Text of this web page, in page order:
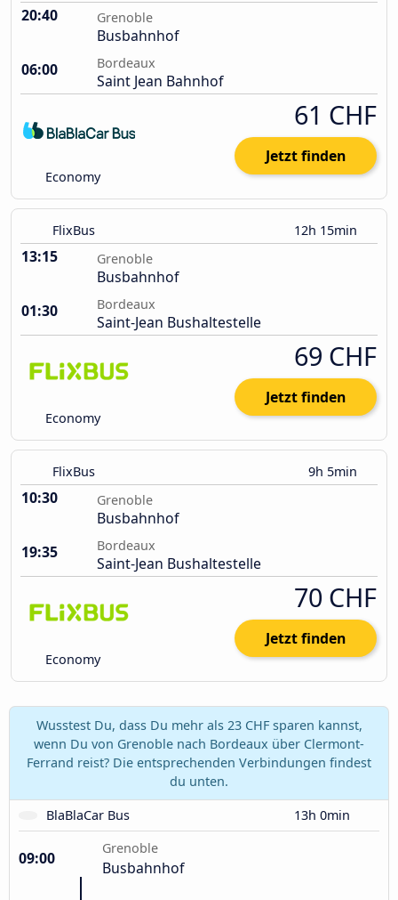
20:40 Grenoble
Busbahnhof
06:00
Bordeaux
Saint Jean Bahnhof
Economy
61 CHF
Jetzt finden
FlixBus 12h 15min
13:15 Grenoble
Busbahnhof
01:30
Bordeaux
Saint-Jean Bushaltestelle
Economy
69 CHF
Jetzt finden
FlixBus 9h 5min
10:30 Grenoble
Busbahnhof
19:35
Bordeaux
Saint-Jean Bushaltestelle
Economy
70 CHF
Jetzt finden
Wusstest Du, dass Du mehr als 23 CHF sparen kannst,
wenn Du von Grenoble nach Bordeaux über Clermont-
Ferrand reist? Die entsprechenden Verbindungen findest
du unten.
BlaBlaCar Bus
13h 0min
09:00
Grenoble
Busbahnhof